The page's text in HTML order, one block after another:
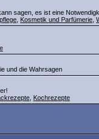
sagen, es ist eine
Kosmetik und Parfümerie
und die Wahrsagen
Kochrezepte